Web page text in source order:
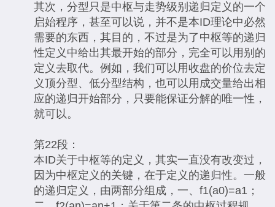
其次，分型只是中枢与走势级别递归定义的一个
启始程序，甚至可以说，并不是本ID理论中必然
需要的东西，其目的，不过是为了中枢等的递归
性定义中给出其最开始的部分，完全可以用别的
定义去取代。例如，我们可以用收盘的价位去定
义顶分型、低分型结构，也可以用成交量给出相
应的递归开始部分，只要能保证分解的唯一性，
就可以。
第22段：
本ID关于中枢等的定义，其实一直没有改变过，
因为中枢定义的关键，在于定义的递归性。一般
的递归定义，由两部分组成，一、f1(a0)=a1；